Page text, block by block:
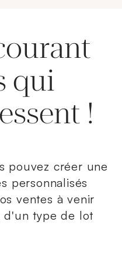
qui
!
pouvez créer une
personnalisés
ventes à venir
d'un type de lot